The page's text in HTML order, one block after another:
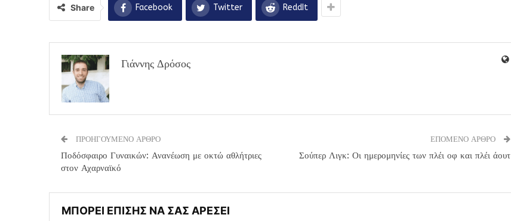
Share Facebook Twitter ReddIt
Γιάννης Δρόσος
ΠΡΟΗΓΟΥΜΕΝΟ ΑΡΘΡΟ
Ποδόσφαιρο Γυναικών: Ανανέωση με οκτώ αθλήτριες
στον Αχαρναϊκό
ΕΠΟΜΕΝΟ ΑΡΘΡΟ
Σούπερ Λιγκ: Οι ημερομηνίες των πλέι οφ και πλέι άουτ
ΜΠΟΡΕΙ ΕΠΙΣΗΣ ΝΑ ΣΑΣ ΑΡΕΣΕΙ